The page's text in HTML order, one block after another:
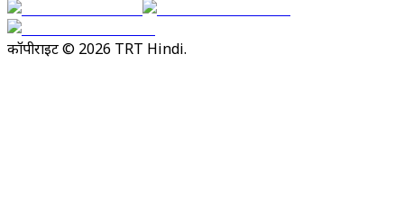
कॉपीराइट © 2026 TRT Hindi.